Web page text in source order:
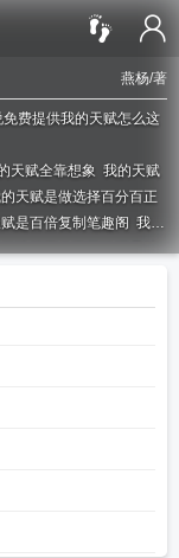
燕杨/著
费提供我的天赋怎么这
天赋全靠想象 我的天赋
天赋是做选择百分百正
是百倍复制笔趣阁 我的
选择百分百正确还是错
确原瑶